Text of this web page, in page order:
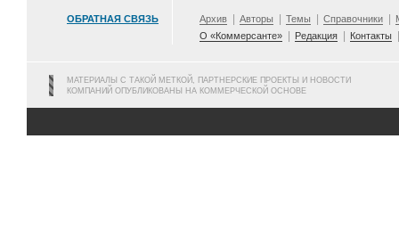
ОБРАТНАЯ СВЯЗЬ Архив Авторы Темы Справочники
О «Коммерсанте»
Редакция Контакты
МАТЕРИАЛЫ С ТАКОЙ МЕТКОЙ, ПАРТНЕРСКИЕ ПРОЕКТЫ И НОВОСТИ
КОМПАНИЙ ОПУБЛИКОВАНЫ НА КОММЕРЧЕСКОЙ ОСНОВЕ